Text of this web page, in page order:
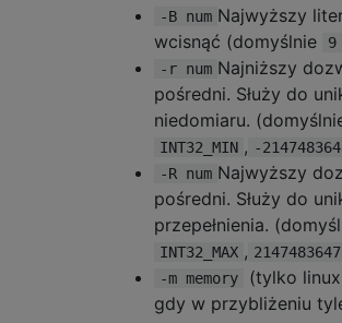
-B num Najwyższy
wcisnąć (domyślnie
9
-r num Najniższy
pośredni. Służy do
niedomiaru.
INT32_MIN , -
-R num Najwyższy
pośredni. Służy do
przepełnienia.
INT32_MAX , 2147483647
-m memory
(tylko
gdy w przybliżeniu